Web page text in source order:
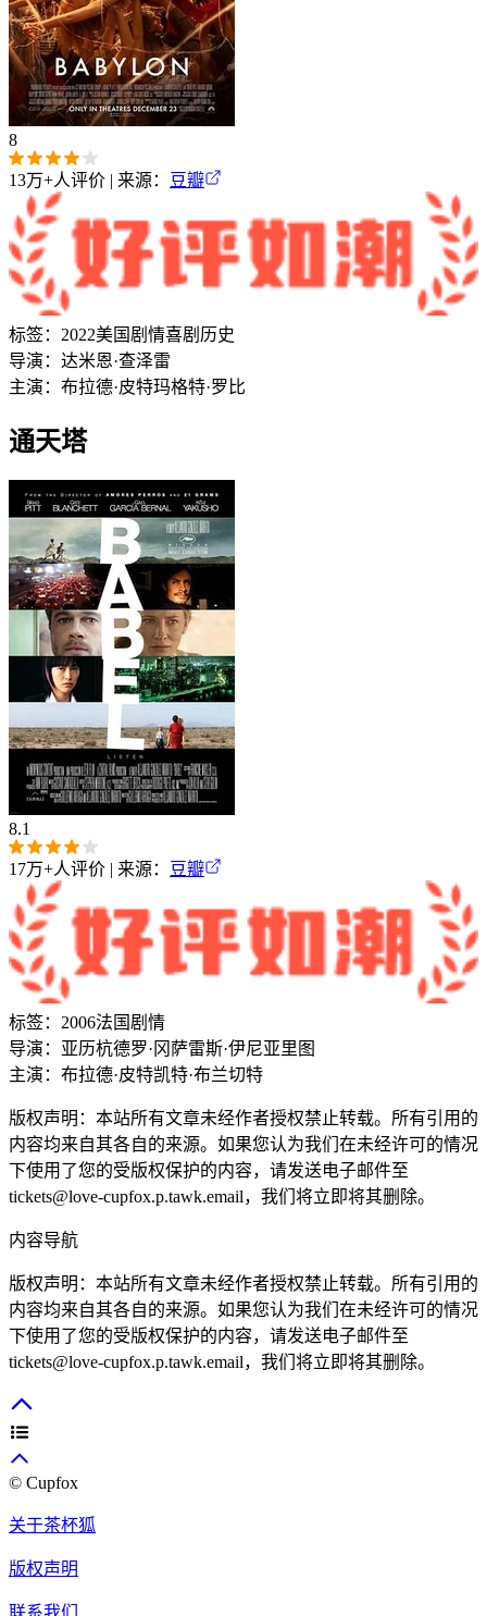
8
13万+人评价 | 来源： 豆瓣
标签： 2022美国 剧情喜剧 历史
导演： 达米恩·查泽雷
主演： 布拉德·皮特玛格特·罗比
通天塔
8.1
17万+人评价 | 来源： 豆瓣
标签： 2006法国 剧情
导演： 亚历杭德罗·冈萨雷斯·伊尼亚里图
主演： 布拉德·皮特凯特·布兰切特
版权声明：本站所有文章未经作者授权禁止转载。所有引用的
内容均来自其各自的来源。如果您认为我们在未经许可的情况
下使用了您的受版权保护的内容，请发送电子邮件至
tickets@love-cupfox.p.tawk.email，我们将立即将其删除。
内容导航
版权声明：本站所有文章未经作者授权禁止转载。所有引用的
内容均来自其各自的来源。如果您认为我们在未经许可的情况
下使用了您的受版权保护的内容，请发送电子邮件至
tickets@love-cupfox.p.tawk.email，我们将立即将其删除。
© Cupfox
关于茶杯狐
版权声明
联系我们